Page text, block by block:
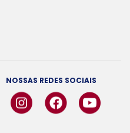
NOSSAS REDES SOCIAIS